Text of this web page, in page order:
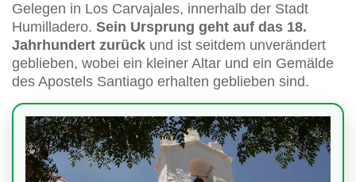
Gelegen in Los Carvajales, innerhalb der Stadt
Humilladero. Sein Ursprung geht auf das 18.
Jahrhundert zurück und ist seitdem unverändert
geblieben, wobei ein kleiner Altar und ein Gemälde
des Apostels Santiago erhalten geblieben sind.